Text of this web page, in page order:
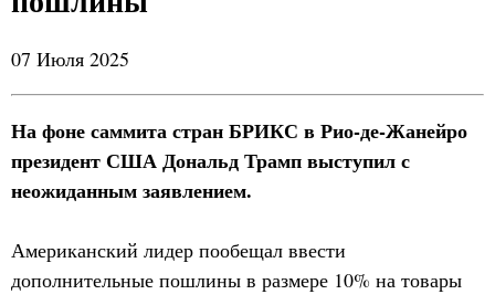
07 Июля 2025
На фоне саммита стран БРИКС в Рио-де-Жанейро
президент США Дональд Трамп выступил с
неожиданным заявлением.
Американский лидер пообещал ввести
дополнительные пошлины в размере 10% на товары